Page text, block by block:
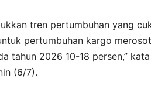
tren pertumbuhan yang
pertumbuhan kargo
tahun 2026 10-18 persen,” kata
(6/7).